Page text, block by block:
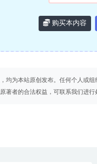
购买本内容
均为本站原创发布。任何个人或
著者的合法权益，可联系我们进行